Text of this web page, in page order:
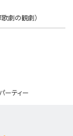
劇の観劇）
ーティー